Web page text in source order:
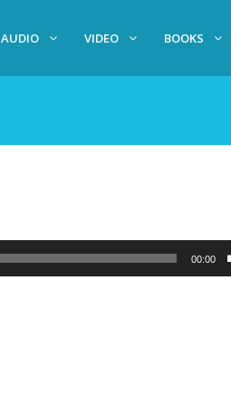
AUDIO VIDEO BOOKS
00:00